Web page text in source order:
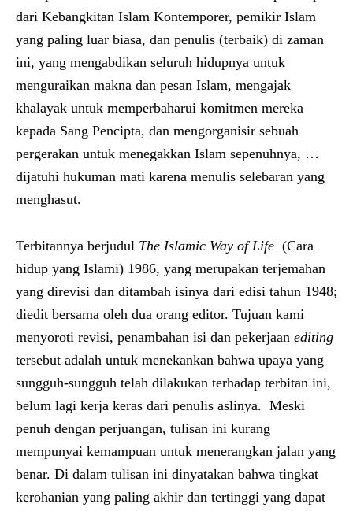
dari Kebangkitan Islam Kontemporer, pemikir Islam
yang paling luar biasa, dan penulis (terbaik) di zaman
ini, yang mengabdikan seluruh hidupnya untuk
menguraikan makna dan pesan Islam, mengajak
khalayak untuk memperbaharui komitmen mereka
kepada Sang Pencipta, dan mengorganisir sebuah
pergerakan untuk menegakkan Islam sepenuhnya, …
dijatuhi hukuman mati karena menulis selebaran yang
menghasut.
Terbitannya berjudul The Islamic Way of Life (Cara
hidup yang Islami) 1986, yang merupakan terjemahan
yang direvisi dan ditambah isinya dari edisi tahun 1948;
diedit bersama oleh dua orang editor. Tujuan kami
menyoroti revisi, penambahan isi dan pekerjaan editing
tersebut adalah untuk menekankan bahwa upaya yang
sungguh-sungguh telah dilakukan terhadap terbitan ini,
belum lagi kerja keras dari penulis aslinya. Meski
penuh dengan perjuangan, tulisan ini kurang
mempunyai kemampuan untuk menerangkan jalan yang
benar. Di dalam tulisan ini dinyatakan bahwa tingkat
kerohanian yang paling akhir dan tertinggi yang dapat